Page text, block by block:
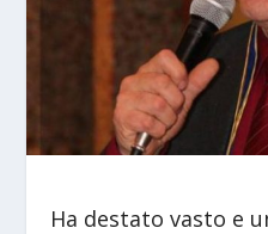
Ha destato vasto e